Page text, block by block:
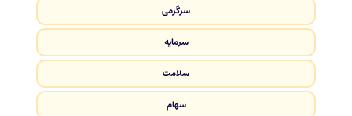
سرگرمی
سرمایه
سلامت
سهام